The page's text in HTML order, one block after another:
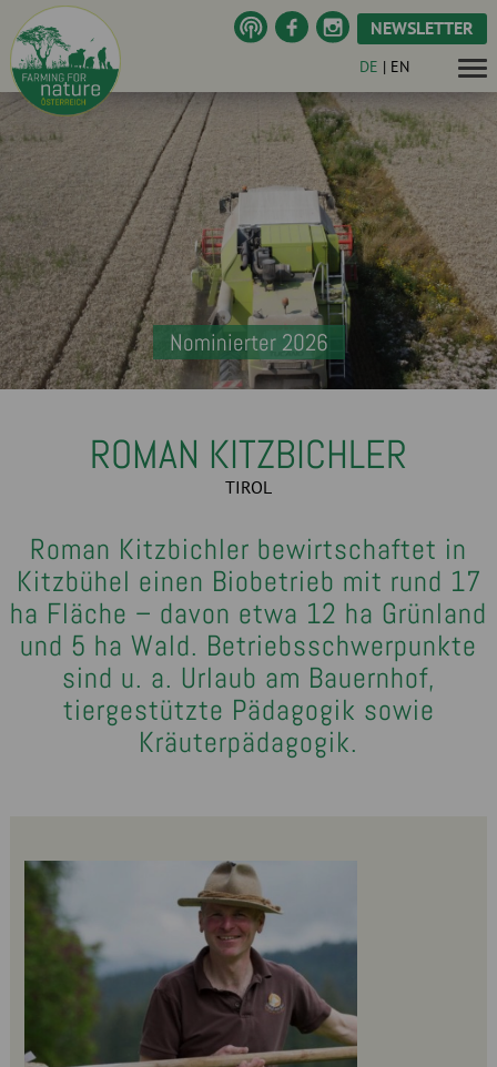
NEWSLETTER
DE | EN
Nominierter 2026
ROMAN KITZBICHLER
TIROL
Roman Kitzbichler bewirtschaftet in
Kitzbühel einen Biobetrieb mit rund 17
ha Fläche – davon etwa 12 ha Grünland
und 5 ha Wald. Betriebsschwerpunkte
sind u. a. Urlaub am Bauernhof,
tiergestützte Pädagogik sowie
Kräuterpädagogik.